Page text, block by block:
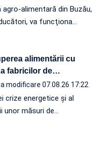
alimentară din Buzău,
va funcţiona…
alimentării cu
fabricilor de…
modificare 07.08.26 17:22
crize energetice și al
unor măsuri de…